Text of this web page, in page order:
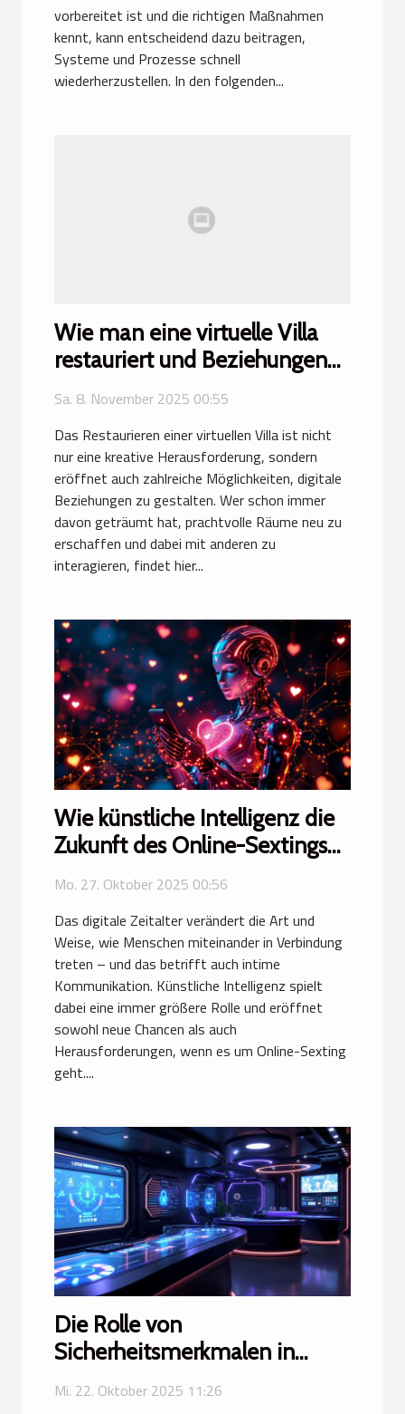
vorbereitet ist und die richtigen Maßnahmen
kennt, kann entscheidend dazu beitragen,
Systeme und Prozesse schnell
wiederherzustellen. In den folgenden...
Wie man eine virtuelle Villa
restauriert und Beziehungen
aufbaut
Sa. 8. November 2025 00:55
Das Restaurieren einer virtuellen Villa ist nicht
nur eine kreative Herausforderung, sondern
eröffnet auch zahlreiche Möglichkeiten, digitale
Beziehungen zu gestalten. Wer schon immer
davon geträumt hat, prachtvolle Räume neu zu
erschaffen und dabei mit anderen zu
interagieren, findet hier...
Wie künstliche Intelligenz die
Zukunft des Online-Sextings
Mo. 27. Oktober 2025 00:56
Das digitale Zeitalter verändert die Art und
Weise, wie Menschen miteinander in Verbindung
treten – und das betrifft auch intime
Kommunikation. Künstliche Intelligenz spielt
dabei eine immer größere Rolle und eröffnet
sowohl neue Chancen als auch
Herausforderungen, wenn es um Online-Sexting
geht....
Die Rolle von
Sicherheitsmerkmalen in
modernen Online-Casinos
Mi. 22. Oktober 2025 11:26